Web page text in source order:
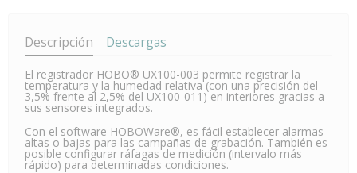
Descripción Descargas
El registrador HOBO® UX100-003 permite registrar la
temperatura y la humedad relativa (con una precisión del
3,5% frente al 2,5% del UX100-011) en interiores gracias a
sus sensores integrados.
Con el software HOBOWare®, es fácil establecer alarmas
altas o bajas para las campañas de grabación. También es
posible configurar ráfagas de medición (intervalo más
rápido) para determinadas condiciones.